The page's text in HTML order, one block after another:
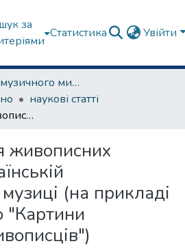
за
Статистика Увійти
Факультет музичного мистецтва
наукові статті
Використання живописних образів в українській фортепіанній музиці (на прикладі циклу І. Шамо "Картини російських живописців")
живописних
(на прикладі
"Картини